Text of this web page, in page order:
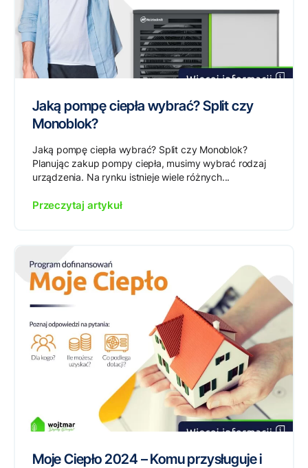
Jaką pompę ciepła wybrać? Split czy
Monoblok?
Jaką pompę ciepła wybrać? Split czy Monoblok?
Planując zakup pompy ciepła, musimy wybrać rodzaj
urządzenia. Na rynku istnieje wiele różnych...
Przeczytaj artykuł
Moje Ciepło 2024 – Komu przysługuje i